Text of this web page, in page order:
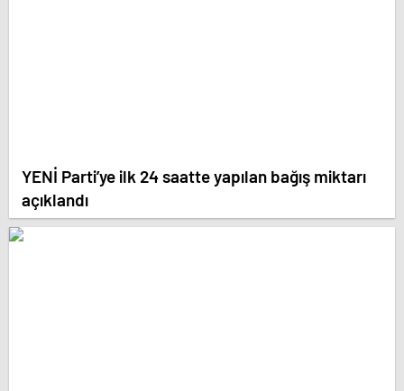
YENİ Parti’ye ilk 24 saatte yapılan bağış miktarı
açıklandı